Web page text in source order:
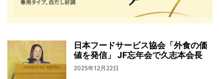
日本フードサービス協会「外食の価
値を発信」 JF忘年会で久志本会長
2025年12月22日